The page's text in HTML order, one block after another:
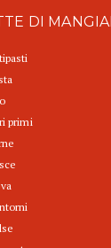
DI
primi